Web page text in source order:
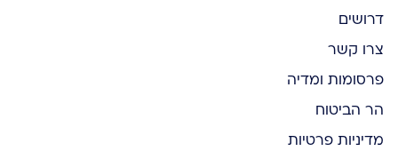
דרושים
צרו קשר
פרסומות ומדיה
הר הביטוח
מדיניות פרטיות